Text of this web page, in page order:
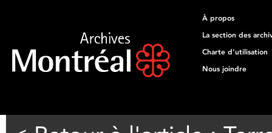
À propos
La section des
Charte d'utilisation
Nous joindre